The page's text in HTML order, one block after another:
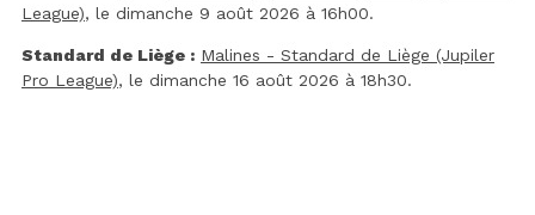
League), le dimanche 9 août 2026 à 16h00.
Standard de Liège : Malines - Standard de Liège (Jupiler
Pro League), le dimanche 16 août 2026 à 18h30.